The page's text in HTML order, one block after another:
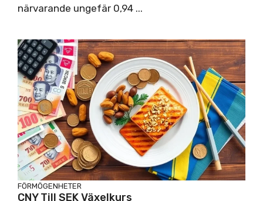
närvarande ungefär 0,94 ...
FÖRMÖGENHETER
CNY Till SEK Växelkurs